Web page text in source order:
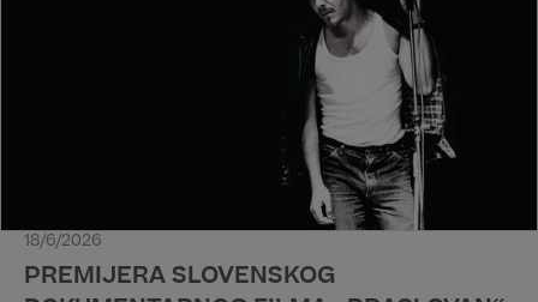
18/6/2026
PREMIJERA SLOVENSKOG